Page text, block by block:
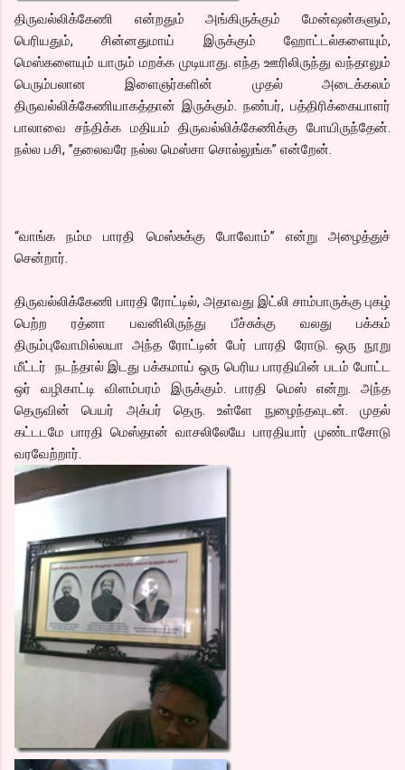
திருவல்லிக்கேணி என்றதும் அங்கிருக்கும் மேன்ஷன்களும்,
பெரியதும், சின்னதுமாய் இருக்கும் ஹோட்டல்களையும்,
மெஸ்களையும் யாரும் மறக்க முடியாது. எந்த ஊரிலிருந்து வந்தாலும்
பெரும்பலான இளைஞர்களின் முதல் அடைக்கலம்
திருவல்லிக்கேணியாகத்தான் இருக்கும். நண்பர், பத்திரிக்கையாளர்
பாலாவை சந்திக்க மதியம் திருவல்லிக்கேணிக்கு போயிருந்தேன்.
நல்ல பசி, ”தலைவரே நல்ல மெஸ்சா சொல்லுங்க” என்றேன்.
“வாங்க நம்ம பாரதி மெஸ்சுக்கு போவோம்” என்று அழைத்துச்
சென்றார்.
திருவல்லிக்கேணி பாரதி ரோட்டில், அதாவது இட்லி சாம்பாருக்கு புகழ்
பெற்ற ரத்னா பவனிலிருந்து பீச்சுக்கு வலது பக்கம்
திரும்புவோமில்லயா அந்த ரோட்டின் பேர் பாரதி ரோடு. ஒரு நூறு
மீட்டர் நடந்தால் இடது பக்கமாய் ஒரு பெரிய பாரதியின் படம் போட்ட
ஒர் வழிகாட்டி விளம்பரம் இருக்கும். பாரதி மெஸ் என்று. அந்த
தெருவின் பெயர் அக்பர் தெரு. உள்ளே நுழைந்தவுடன். முதல்
கட்டடமே பாரதி மெஸ்தான் வாசலிலேயே பாரதியார் முண்டாசோடு
வரவேற்றார்.